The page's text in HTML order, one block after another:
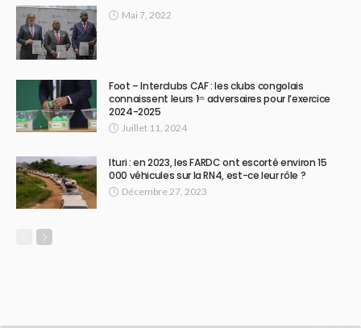
Mai 7, 2022
Foot – Interclubs CAF : les clubs congolais
connaissent leurs 1ᵉʳˢ adversaires pour l’exercice
2024-2025
Juillet 11, 2024
Ituri : en 2023, les FARDC ont escorté environ 15
000 véhicules sur la RN4, est-ce leur rôle ?
Décembre 27, 2023